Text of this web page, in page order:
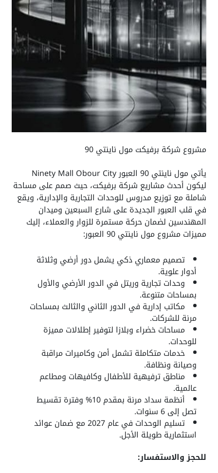
مشروع شركة برفيكت مول ناينتي 90
يأتي مول ناينتي 90 العبور Ninety Mall Obour City
ليكون أحدث مشاريع شركة برفيكت، حيث صمم على مساحة
شاملة مع توزيع مدروس للوحدات التجارية والإدارية، ويقع
في قلب العبور الجديدة على شارع السبعين وميدان
المهندسين لضمان حركة مستمرة للزوار والعملاء، إليك
مميزات مشروع مول ناينتي 90 العبور:
تصميم معماري ذكي يشمل دور أرضي وثلاثة
أدوار علوية.
وحدات تجارية وريتل في الدور الأرضي والأول
بمساحات متنوعة.
مكاتب إدارية في الدور الثاني والثالث بمساحات
مرنة للشركات.
مساحات خضراء وبلازا لتوفير إطلالات مميزة
للوحدات.
خدمات متكاملة تشمل أمن وكاميرات مراقبة
وصيانة ونظافة.
مناطق ترفيهية للأطفال وكافيهات ومطاعم
عالمية.
أنظمة سداد مرنة بمقدم 10% وفترة تقسيط
تصل إلى 6 سنوات.
تسليم الوحدات في عام 2027 مع ضمان عوائد
استثمارية طويلة الأجل.
للحجز والاستفسار: